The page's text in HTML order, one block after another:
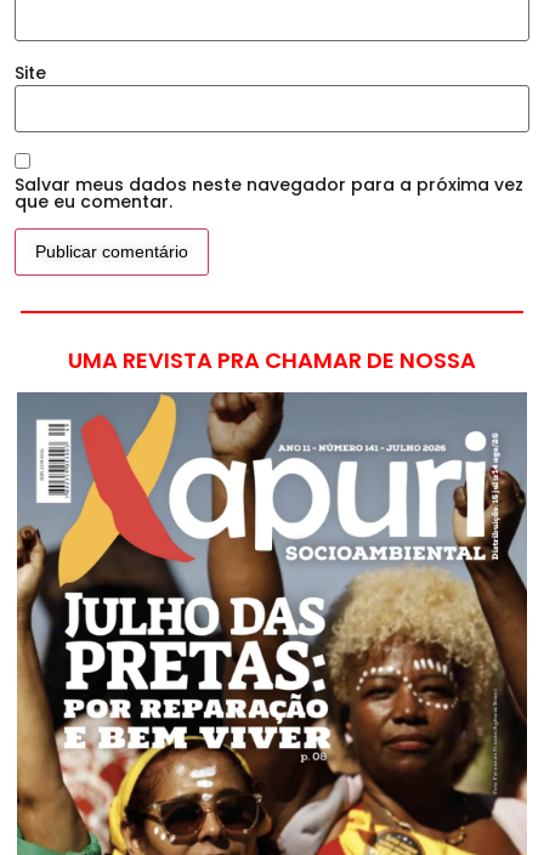
Site
Salvar meus dados neste navegador para a próxima vez
que eu comentar.
UMA REVISTA PRA CHAMAR DE NOSSA